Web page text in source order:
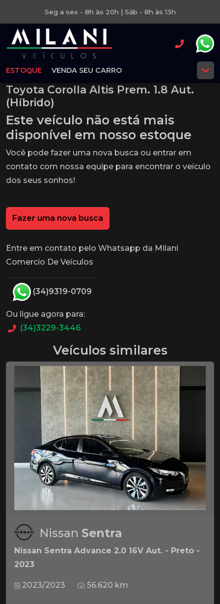
Seg a sex - 8h às 20h | Sáb - 8h às 13h
ESTOQUE VENDA SEU CARRO
Toyota Corolla Altis Prem. 1.8 Aut.
(Híbrido)
Este veículo não está mais
disponível em nosso estoque
Você pode fazer uma nova busca ou entrar em
contato com nossa equipe para encontrar o veículo
dos seus sonhos!
Fazer uma nova busca
Entre em contato pelo Whatsapp da Milani
Comercio De Veículos
(34)9319-0709
Ou ligue agora para:
(34)3229-3446
Veículos similares
Nissan Sentra
Nissan Sentra Advance 2.0 16V Aut. - Preto -
2023
2023/2023 56.620 km